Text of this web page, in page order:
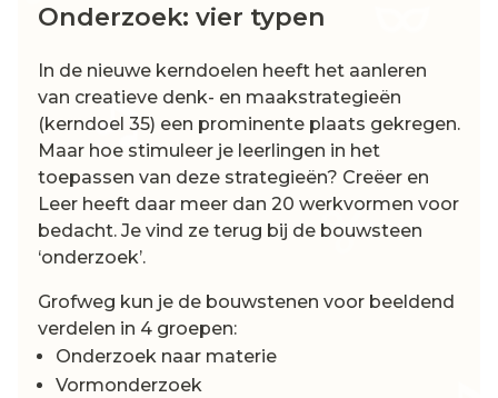
Onderzoek: vier typen
In de nieuwe kerndoelen heeft het aanleren
van creatieve denk- en maakstrategieën
(kerndoel 35) een prominente plaats gekregen.
Maar hoe stimuleer je leerlingen in het
toepassen van deze strategieën? Creëer en
Leer heeft daar meer dan 20 werkvormen voor
bedacht. Je vind ze terug bij de bouwsteen
‘onderzoek’.
Grofweg kun je de bouwstenen voor beeldend
verdelen in 4 groepen:
Onderzoek naar materie
Vormonderzoek